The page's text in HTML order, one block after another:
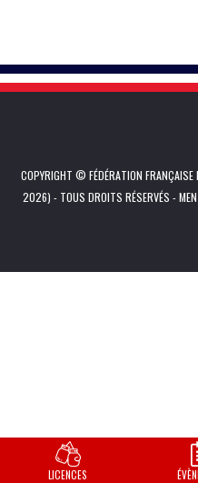
COPYRIGHT © FÉDÉRATION
2026) - TOUS DROITS RÉSERVÉS -
LICENCES